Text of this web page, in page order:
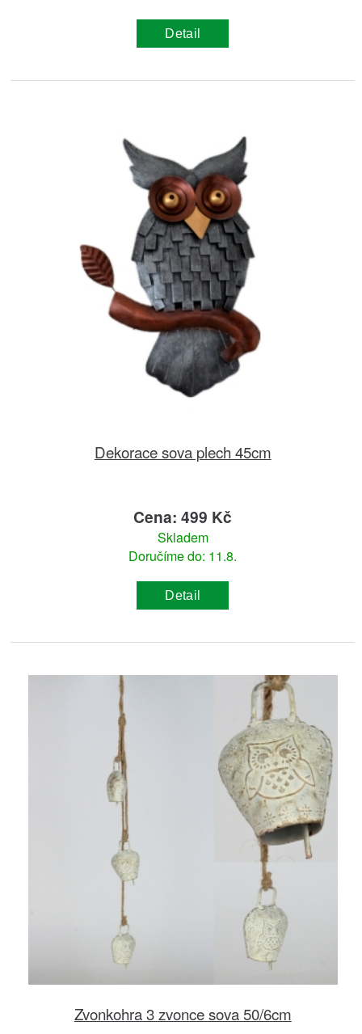
Detail
Dekorace sova plech 45cm
Cena: 499 Kč
Skladem
Doručíme do: 11.8.
Detail
Zvonkohra 3 zvonce sova 50/6cm